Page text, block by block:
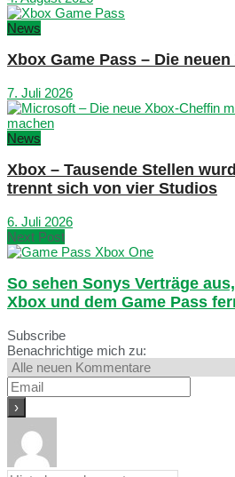
News
Xbox Game Pass – Die
7. Juli 2026
News
Xbox – Tausende Stellen
trennt sich von vier Studios
6. Juli 2026
Next Post
So sehen Sonys Verträge
Xbox und dem Game Pass
Subscribe
Benachrichtige mich zu: